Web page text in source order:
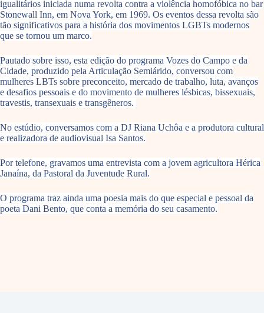
igualitários iniciada numa revolta contra a violência homofóbica no bar
Stonewall Inn, em Nova York, em 1969. Os eventos dessa revolta são
tão significativos para a história dos movimentos LGBTs modernos
que se tornou um marco.
Pautado sobre isso, esta edição do programa Vozes do Campo e da
Cidade, produzido pela Articulação Semiárido, conversou com
mulheres LBTs sobre preconceito, mercado de trabalho, luta, avanços
e desafios pessoais e do movimento de mulheres lésbicas, bissexuais,
travestis, transexuais e transgêneros.
No estúdio, conversamos com a DJ Riana Uchôa e a produtora cultural
e realizadora de audiovisual Isa Santos.
Por telefone, gravamos uma entrevista com a jovem agricultora Hérica
Janaína, da Pastoral da Juventude Rural.
O programa traz ainda uma poesia mais do que especial e pessoal da
poeta Dani Bento, que conta a memória do seu casamento.